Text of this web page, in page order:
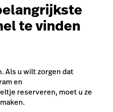
te vinden
Als u wilt zorgen dat
en
reserveren, moet u ze